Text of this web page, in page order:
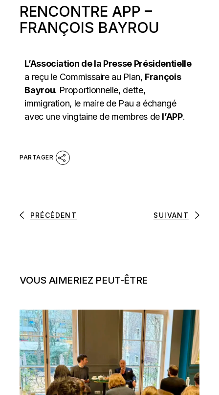
RENCONTRE APP –
FRANÇOIS BAYROU
L’Association de la Presse Présidentielle
a reçu le Commissaire au Plan, François
Bayrou. Proportionnelle, dette,
immigration, le maire de Pau a échangé
avec une vingtaine de membres de l’APP.
PRÉCÉDENT SUIVANT
VOUS AIMERIEZ PEUT-ÊTRE